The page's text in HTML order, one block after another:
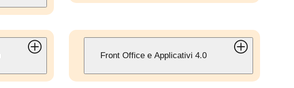
Front Office e Applicativi 4.0